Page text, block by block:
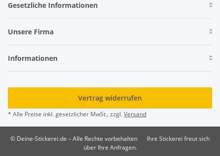
Gesetzliche Informationen
Unsere Firma
Informationen
Vertrag widerrufen
* Alle Preise inkl. gesetzlicher MwSt., zzgl.Versand
© Deine-Stickerei.de – Alle Rechte vorbehalten
Ihre Stickerei freut sich
über Ihre Anfragen.